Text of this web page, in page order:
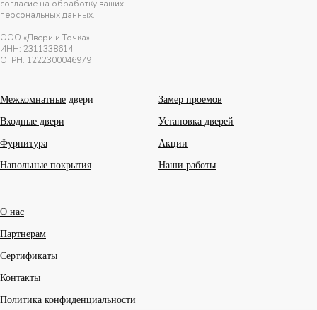
согласие на обработку ваших
персональных данных.
ООО «Двери и Точка»
ИНН: 2311338614
ОГРН: 1222300046979
Межкомнатные двери
Входные двери
Фурнитура
Напольные покрытия
Замер проемов
Установка дверей
Акции
Наши работы
О нас
Партнерам
Сертификаты
Контакты
Политика конфиденциальности